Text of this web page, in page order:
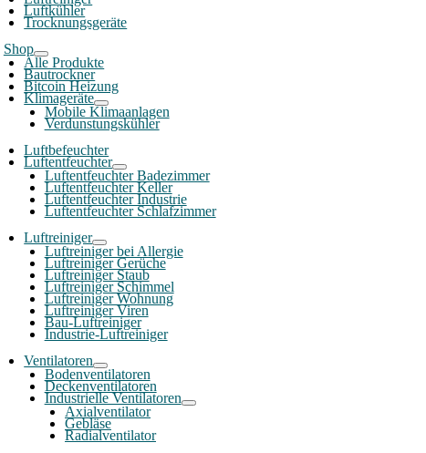
Luftkühler
Trocknungsgeräte
Shop
Alle Produkte
Bautrockner
Bitcoin Heizung
Klimageräte
Mobile Klimaanlagen
Verdunstungskühler
Luftbefeuchter
Luftentfeuchter
Luftentfeuchter Badezimmer
Luftentfeuchter Keller
Luftentfeuchter Industrie
Luftentfeuchter Schlafzimmer
Luftreiniger
Luftreiniger bei Allergie
Luftreiniger Gerüche
Luftreiniger Staub
Luftreiniger Schimmel
Luftreiniger Wohnung
Luftreiniger Viren
Bau-Luftreiniger
Industrie-Luftreiniger
Ventilatoren
Bodenventilatoren
Deckenventilatoren
Industrielle Ventilatoren
Axialventilator
Gebläse
Radialventilator